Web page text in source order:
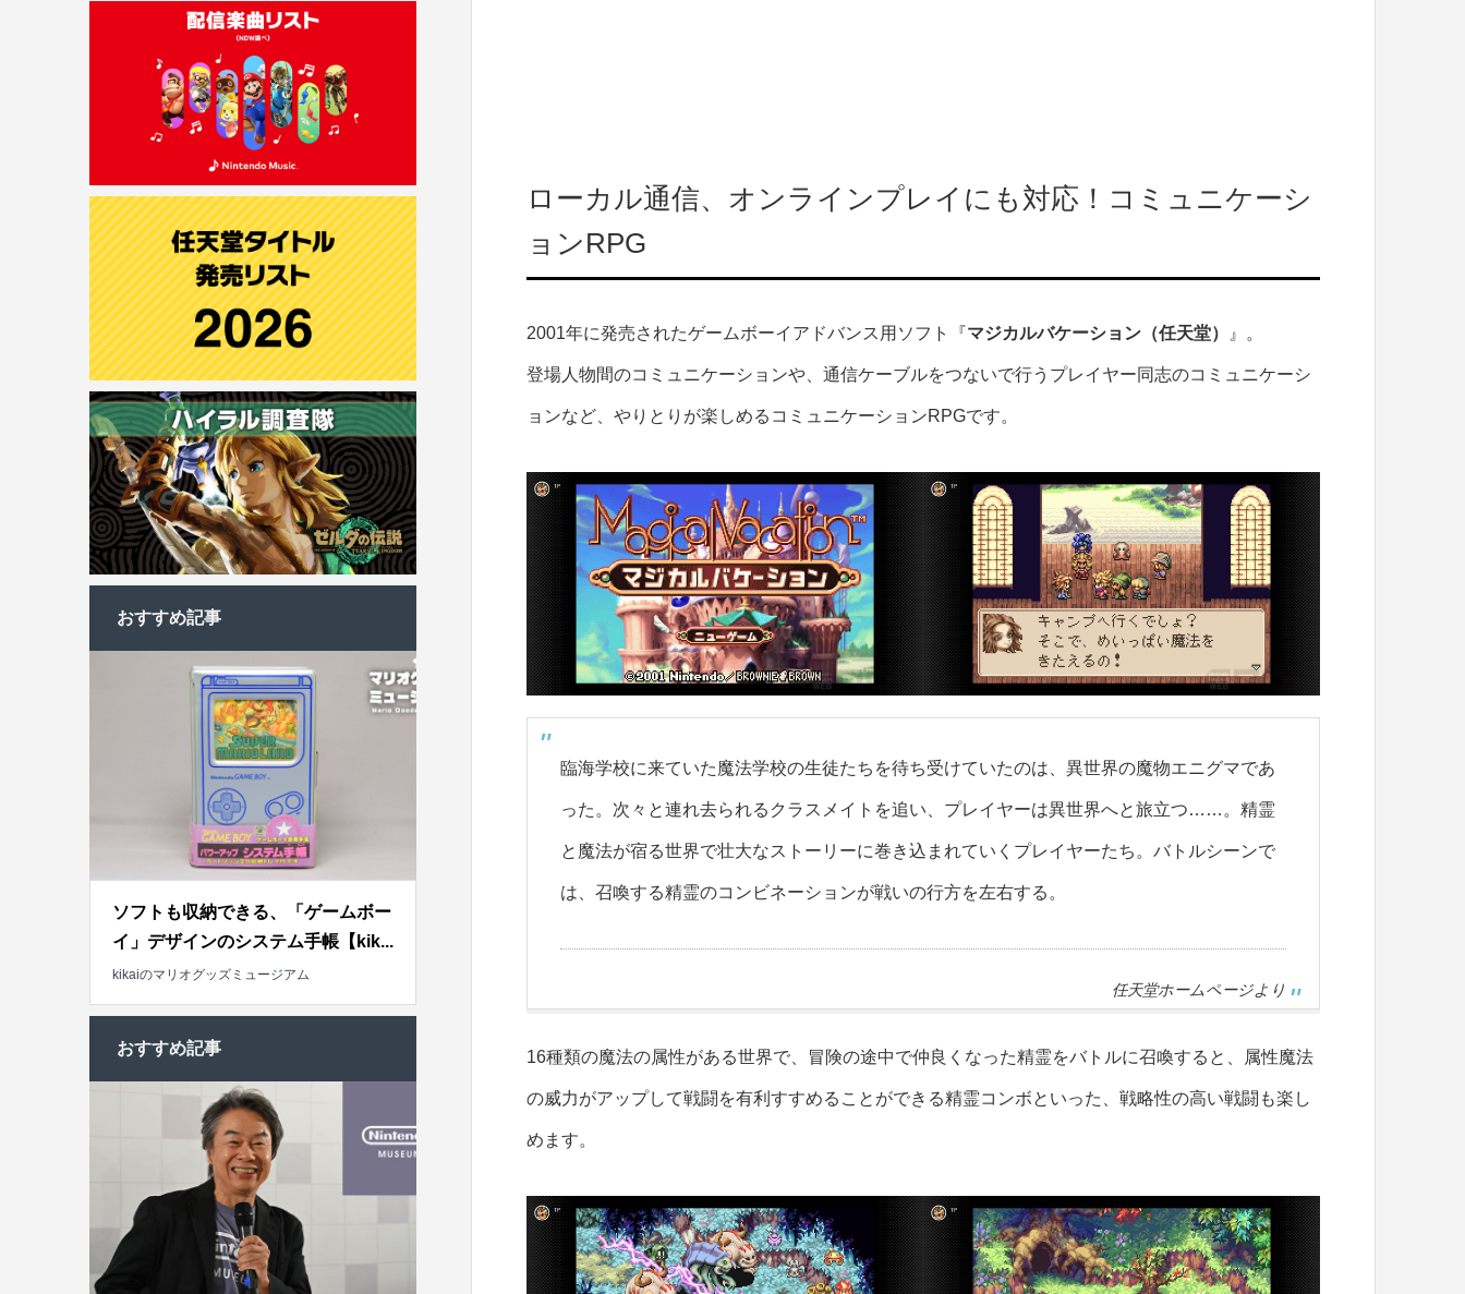
ローカル通信、オンラインプレイにも対応！コミュニケーシ
ョンRPG
2001年に発売されたゲームボーイアドバンス用ソフト『マジカルバケーション（任天堂） 』。
登場人物間のコミュニケーションや、通信ケーブルをつないで行うプレイヤー同志のコミュニケーシ
ョンなど、やりとりが楽しめるコミュニケーションRPGです。
臨海学校に来ていた魔法学校の生徒たちを待ち受けていたのは、異世界の魔物エニグマであ
った。次々と連れ去られるクラスメイトを追い、プレイヤーは異世界へと旅立つ……。精霊
と魔法が宿る世界で壮大なストーリーに巻き込まれていくプレイヤーたち。バトルシーンで
は、召喚する精霊のコンビネーションが戦いの行方を左右する。
任天堂ホームページより
16種類の魔法の属性がある世界で、冒険の途中で仲良くなった精霊をバトルに召喚すると、属性魔法
の威力がアップして戦闘を有利すすめることができる精霊コンボといった、戦略性の高い戦闘も楽し
めます。
おすすめ記事
ソフトも収納できる、「ゲームボー
イ」デザインのシステム手帳【kik...
kikaiのマリオグッズミュージアム
おすすめ記事